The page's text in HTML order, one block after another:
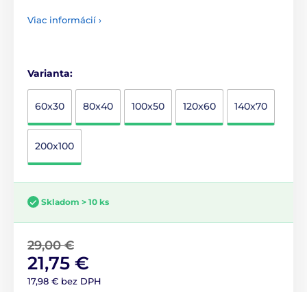
Viac informácií ›
Varianta:
60x30 80x40 100x50 120x60 140x70
200x100
Skladom > 10 ks
29,00 €
21,75 €
17,98 € bez DPH